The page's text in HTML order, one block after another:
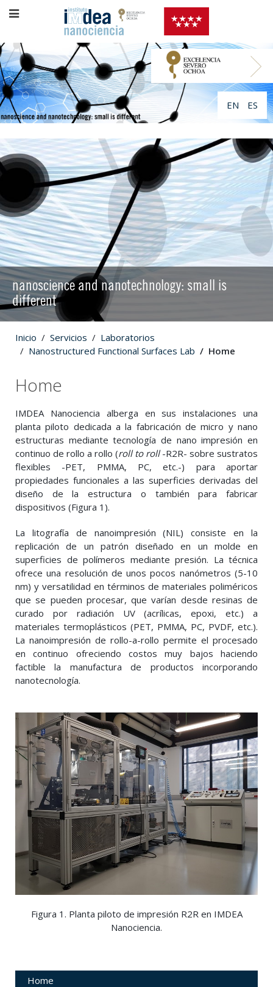
EN ES
nanoscience and nanotechnology: small is
different
Inicio Servicios
Laboratorios
Nanostructured Functional Surfaces Lab
Home
Home
IMDEA Nanociencia alberga en sus instalaciones una
planta piloto dedicada a la fabricación de micro y nano
estructuras mediante tecnología de nano impresión en
continuo de rollo a rollo (roll to roll-R2R- sobre sustratos
flexibles -PET, PMMA, PC, etc.-) para aportar
propiedades funcionales a las superficies derivadas del
diseño de la estructura o también para fabricar
dispositivos (Figura 1).
La litografía de nanoimpresión (NIL) consiste en la
replicación de un patrón diseñado en un molde en
superficies de polímeros mediante presión. La técnica
ofrece una resolución de unos pocos nanómetros (5-10
nm) y versatilidad en términos de materiales poliméricos
que se pueden procesar, que varían desde resinas de
curado por radiación UV (acrílicas, epoxi, etc.) a
materiales termoplásticos (PET, PMMA, PC, PVDF, etc.).
La nanoimpresión de rollo-a-rollo permite el procesado
en continuo ofreciendo costos muy bajos haciendo
factible la manufactura de productos incorporando
nanotecnología.
Figura 1. Planta piloto de impresión R2R en IMDEA
Nanociencia.
Home